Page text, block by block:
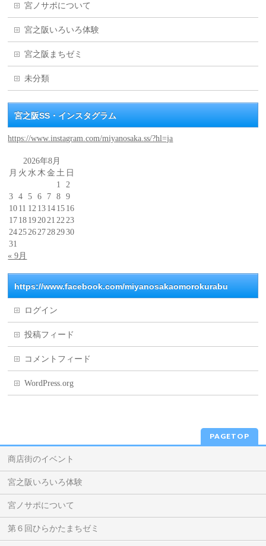
宮ノサポについて
宮之阪いろいろ体験
宮之阪まちゼミ
未分類
宮之阪SS・インスタグラム
https://www.instagram.com/miyanosaka.ss/?hl=ja
2026年8月
月 火 水 木 金 土 日
1
2
3
4 5 6 7 8
9
10 11 12 13 14 15 16
17 18 19 20 21 22 23
24 25 26 27 28 2930
31
« 9月
https://www.facebook.com/miyanosakaomorokurabu
ログイン
投稿フィード
コメントフィード
WordPress.org
PAGETOP
商店街のイベント
宮之阪いろいろ体験
宮ノサポについて
第６回ひらかたまちゼミ